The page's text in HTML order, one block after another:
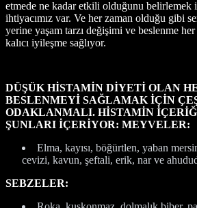
etmede ne kadar etkili olduğunu belirlemek
ihtiyacımız var. Ve her zaman olduğu gibi
yerine yaşam tarzı değişimi ve beslenme
kalıcı iyileşme sağlıyor.
DÜŞÜK HİSTAMİN DİYETİ OLAN
BESLENMEYİ SAĞLAMAK İÇİN
ODAKLANMALI. HİSTAMİN
ŞUNLARI İÇERİYOR: MEYVELER:
Elma, kayısı, böğürtlen, yaban
cevizi, kavun, şeftali, erik, nar ve
SEBZELER: